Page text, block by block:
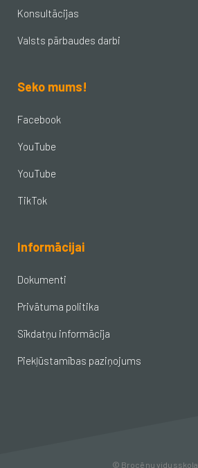
Konsultācijas
Valsts pārbaudes darbi
Seko mums!
Facebook
YouTube
YouTube
TikTok
Informācijai
Dokumenti
Privātuma politika
Sīkdatņu informācija
Piekļūstamības paziņojums
© Brocēnu vidusskola